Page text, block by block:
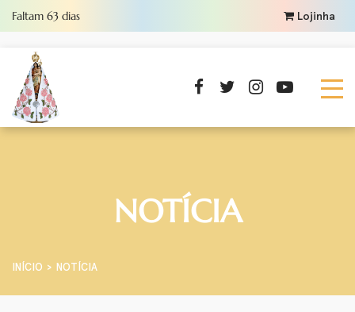
Faltam 63 dias Lojinha
NOTÍCIA
INÍCIO NOTÍCIA